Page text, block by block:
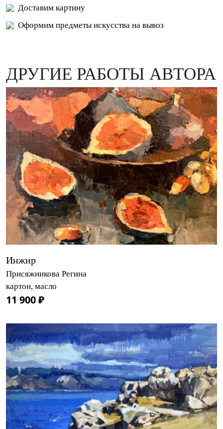
Доставим картину
Оформим предметы искусства на вывоз
ДРУГИЕ РАБОТЫ АВТОРА
Инжир
Присяжникова Регина
картон, масло
11 900 ₽